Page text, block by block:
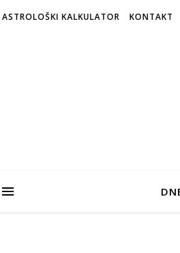
ASTROLOŠKI KALKULATOR KONTAKT